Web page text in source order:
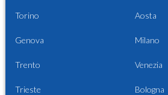
Torino Aosta
Genova Milano
Trento Venezia
Trieste Bologna